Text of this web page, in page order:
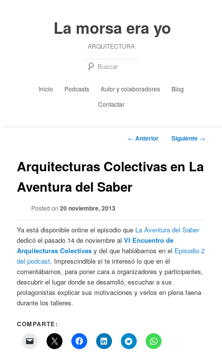
La morsa era yo
ARQUITECTURA
Inicio Podcasts Autor y colaboradores
Blog
Contactar
Navegación
← Anterior Siguiente →
Arquitecturas Colectivas en La
Aventura del Saber
Posted on 20 noviembre, 2013
Ya está disponible online el episodio que La Aventura del Saber
dedicó el pasado 14 de noviembre alVI Encuentro de
Arquitecturas Colectivas y del que hablábamos en el Episodio 2
del podcast. Imprescindible si te interesó lo que en él
comentábamos, para poner cara a organizadores y participantes,
descubrir el lugar donde se desarrolló, escuchar a sus
protagonistas explicar sus motivaciones y verlos en plena faena
durante los talleres.
COMPARTE: